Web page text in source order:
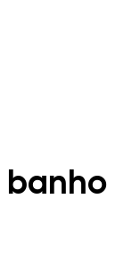
banho